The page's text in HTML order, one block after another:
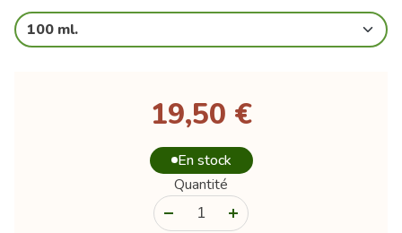
100 ml.
19,50 €
En stock
Quantité